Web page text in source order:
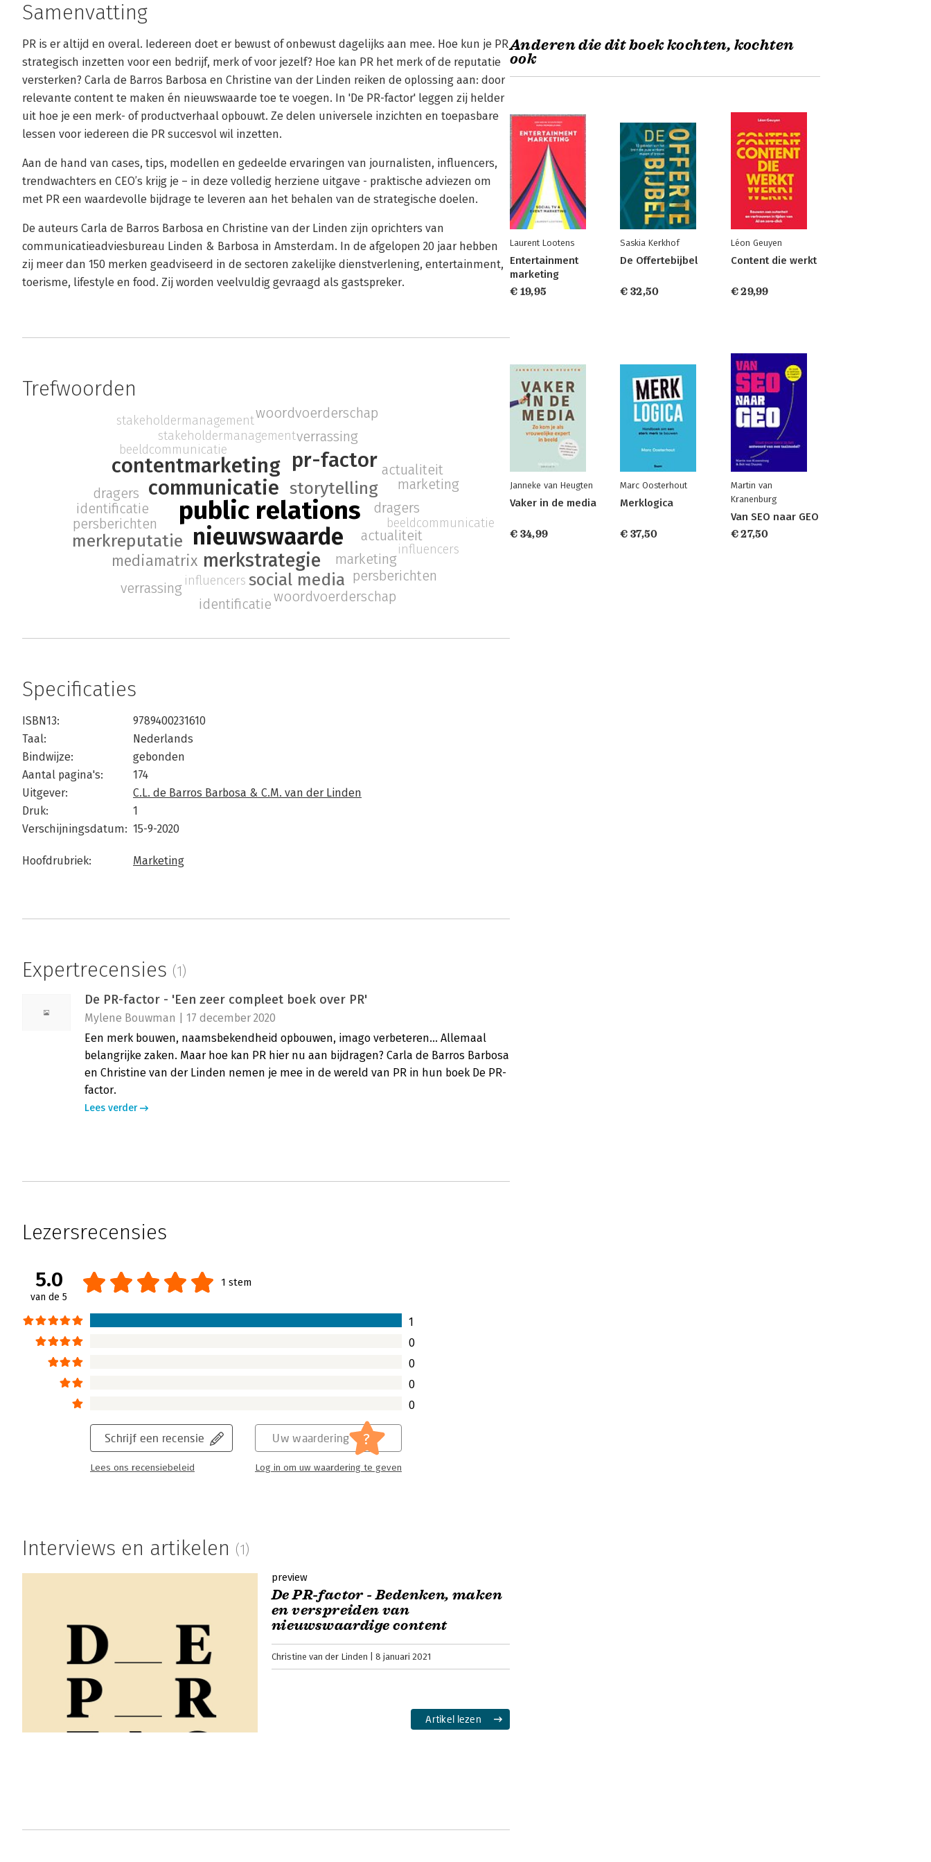
Samenvatting
PR is er altijd en overal. Iedereen doet er bewust of onbewust dagelijks aan mee. Hoe kun je PR
strategisch inzetten voor een bedrijf, merk of voor jezelf? Hoe kan PR het merk of de reputatie
versterken? Carla de Barros Barbosa en Christine van der Linden reiken de oplossing aan: door
relevante content te maken én nieuwswaarde toe te voegen. In 'De PR-factor' leggen zij helder
uit hoe je een merk- of productverhaal opbouwt. Ze delen universele inzichten en toepasbare
lessen voor iedereen die PR succesvol wil inzetten.
Aan de hand van cases, tips, modellen en gedeelde ervaringen van journalisten, influencers,
trendwachters en CEO’s krijg je – in deze volledig herziene uitgave - praktische adviezen om
met PR een waardevolle bijdrage te leveren aan het behalen van de strategische doelen.
De auteurs Carla de Barros Barbosa en Christine van der Linden zijn oprichters van
communicatieadviesbureau Linden & Barbosa in Amsterdam. In de afgelopen 20 jaar hebben
zij meer dan 150 merken geadviseerd in de sectoren zakelijke dienstverlening, entertainment,
toerisme, lifestyle en food. Zij worden veelvuldig gevraagd als gastspreker.
Trefwoorden
public relations
nieuwswaarde
communicatie
contentmarketing pr-factor
merkstrategie
storytelling
social media
merkreputatie
mediamatrix
actualiteit
marketing
persberichten
identificatie
beeldcommunicatie
stakeholdermanagementverrassing
dragers
woordvoerderschap
influencers
actualiteit
marketing
persberichten
identificatie
beeldcommunicatie
stakeholdermanagement
verrassing
dragers
woordvoerderschap
influencers
Specificaties
ISBN13:
9789400231610
Taal:
Nederlands
Bindwijze:
gebonden
Aantal pagina's:
174
Uitgever:
C.L. de Barros Barbosa & C.M. van der Linden
Druk:
1
Verschijningsdatum: 15-9-2020
Hoofdrubriek: Marketing
Expertrecensies (1)
De PR-factor - 'Een zeer compleet boek over PR'
Mylene Bouwman | 17 december 2020
Een merk bouwen, naamsbekendheid opbouwen, imago verbeteren... Allemaal
belangrijke zaken. Maar hoe kan PR hier nu aan bijdragen? Carla de Barros Barbosa
en Christine van der Linden nemen je mee in de wereld van PR in hun boek De PR-
factor.
Lees verder
Lezersrecensies
5.0
van de 5
1 stem
1
0
0
0
0
Schrijf een recensie
Lees ons recensiebeleid
Uw waardering ?
Log in om uw waardering te geven
Interviews en artikelen (1)
preview
De PR-factor - Bedenken, maken
en verspreiden van
nieuwswaardige content
Christine van der Linden 8 januari 2021
Artikel lezen
Anderen die dit boek kochten, kochten
ook
Laurent Lootens
Entertainment
marketing
€ 19,95
Saskia Kerkhof
De Offertebijbel
€ 32,50
Léon Geuyen
Content die werkt
€ 29,99
Janneke van Heugten
Vaker in de media
€ 34,99
Marc Oosterhout
Merklogica
€ 37,50
Martin van
Kranenburg
Van SEO naar GEO
€ 27,50